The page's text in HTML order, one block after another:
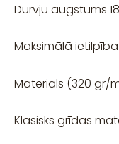
Durvju augstums
Maksimālā ietilpība
Materiāls (320 gr/
Klasisks grīdas